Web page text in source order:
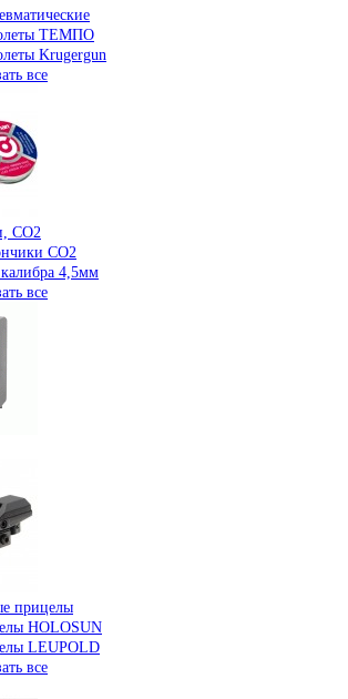
ТЕМПО
Krugergun
все
СО2
СО2
4,5мм
все
прицелы
HOLOSUN
LEUPOLD
все